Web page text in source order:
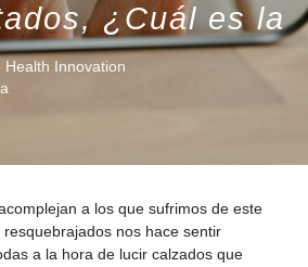
¿Cuál es la
Health Innovation
a los que sufrimos de este
nos hace sentir
a la hora de lucir calzados que